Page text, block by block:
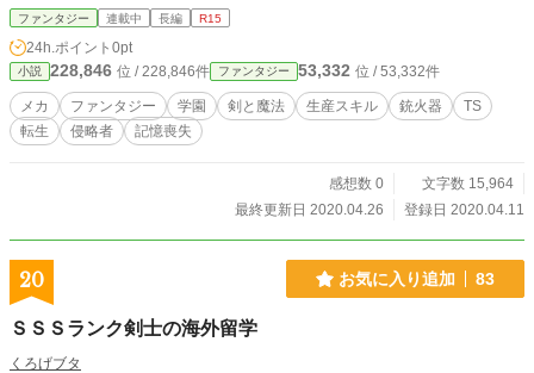
中…………。 いつしか、嫉妬の念を抱いたカズハは、人間に扮装した《エー
テル》の罠に嵌ってしまい------------ そのまま、命を落としてしまっ
た…………筈だったのだが…………。 《最強の防人》と謳われる英雄から、
謎のスキルと武器を与えられて----------------
ファンタジー 連載中 長編 R15
24h.ポイント 0pt
小説 228,846 位 / 228,846件 ファンタジー 53,332 位 / 53,332件
メカ ファンタジー 学園 剣と魔法 生産スキル 銃火器
TS
転生
侵略者 記憶喪失
感想数 0
文字数 15,964
最終更新日 2020.04.26
登録日 2020.04.11
20 お気に入り追加 83
ＳＳＳランク剣士の海外留学
くろげブタ